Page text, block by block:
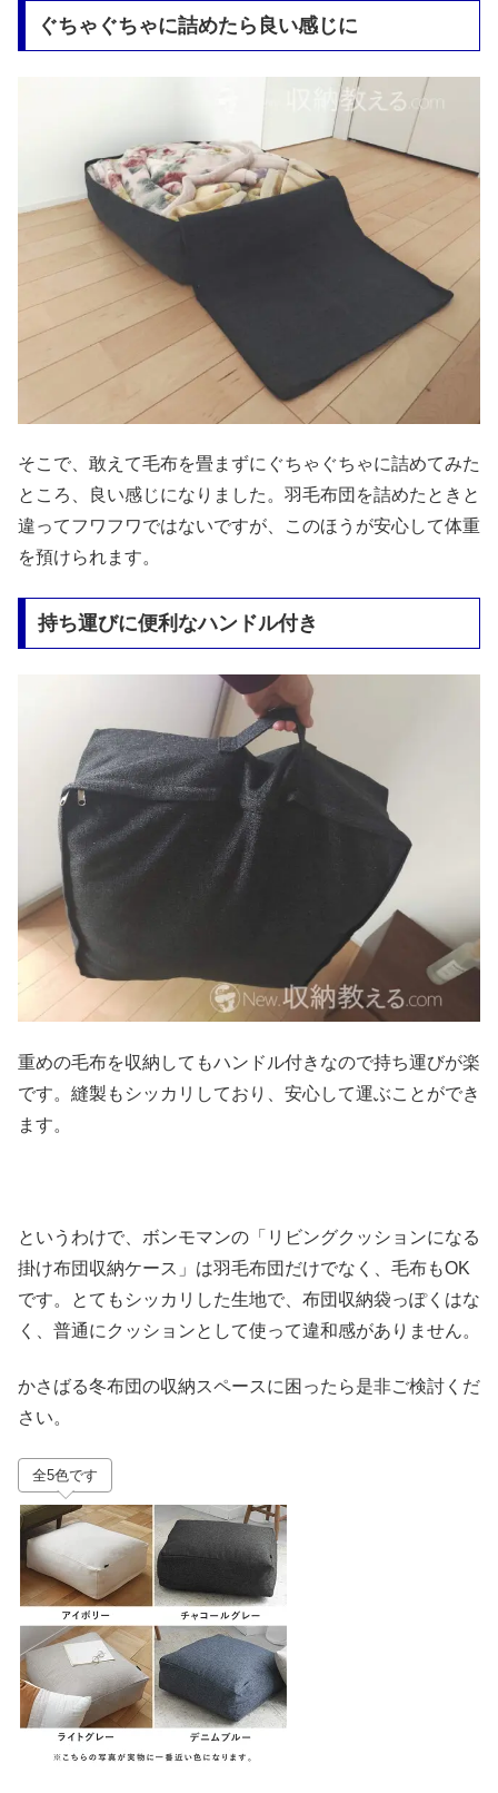
ぐちゃぐちゃに詰めたら良い感じに
そこで、敢えて毛布を畳まずにぐちゃぐちゃに詰めてみた
ところ、良い感じになりました。羽毛布団を詰めたときと
違ってフワフワではないですが、このほうが安心して体重
を預けられます。
持ち運びに便利なハンドル付き
重めの毛布を収納してもハンドル付きなので持ち運びが楽
です。縫製もシッカリしており、安心して運ぶことができ
ます。
というわけで、ボンモマンの「リビングクッションになる
掛け布団収納ケース」は羽毛布団だけでなく、毛布もOK
です。とてもシッカリした生地で、布団収納袋っぽくはな
く、普通にクッションとして使って違和感がありません。
かさばる冬布団の収納スペースに困ったら是非ご検討くだ
さい。
全5色です